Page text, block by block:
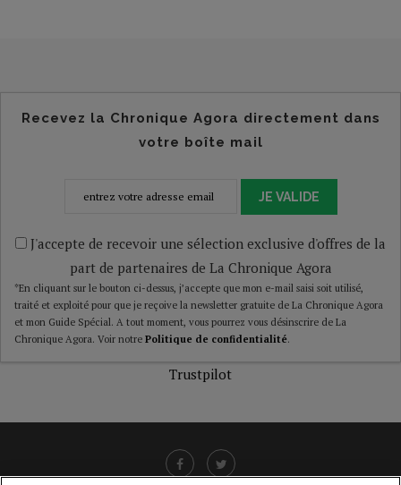
Recevez la Chronique Agora directement dans
votre boîte mail
JE VALIDE
J'accepte de recevoir une sélection exclusive d'offres de la
part de partenaires de La Chronique Agora
*En cliquant sur le bouton ci-dessus, j’accepte que mon e-mail saisi soit utilisé,
traité et exploité pour que je reçoive la newsletter gratuite de La Chronique Agora
et mon Guide Spécial. A tout moment, vous pourrez vous désinscrire de La
Chronique Agora. Voir notre Politique de confidentialité.
Trustpilot